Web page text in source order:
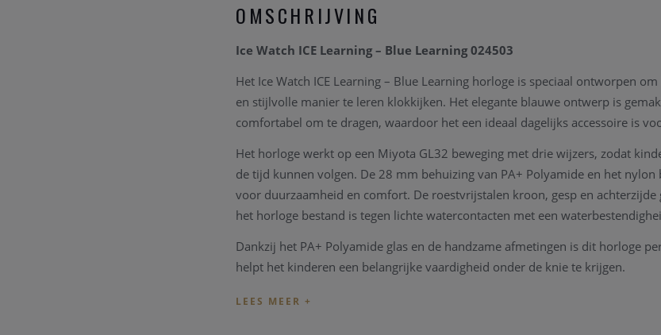
OMSCHRIJVING
Ice Watch ICE Learning – Blue Learning 024503
Het Ice Watch ICE Learning – Blue Learning horloge is speciaal ontworpen
en stijlvolle manier te leren klokkijken. Het elegante blauwe ontwerp is
comfortabel om te dragen, waardoor het een ideaal dagelijks accessoire is
Het horloge werkt op een Miyota GL32 beweging met drie wijzers, zodat
de tijd kunnen volgen. De 28 mm behuizing van PA+ Polyamide en het
voor duurzaamheid en comfort. De roestvrijstalen kroon, gesp en
het horloge bestand is tegen lichte watercontacten met een
Dankzij het PA+ Polyamide glas en de handzame afmetingen is dit horloge
helpt het kinderen een belangrijke vaardigheid onder de knie te krijgen.
Specificaties